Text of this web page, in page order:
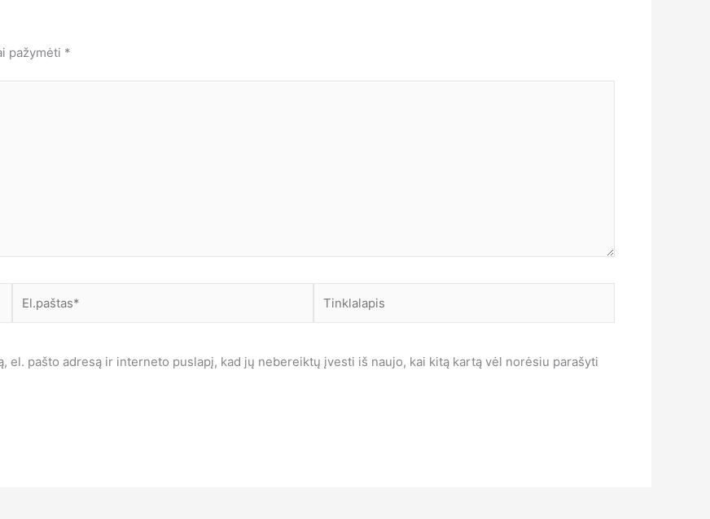
pažymėti *
el. pašto adresą ir interneto puslapį, kad jų nebereiktų įvesti iš naujo, kai kitą kartą vėl norėsiu parašyti